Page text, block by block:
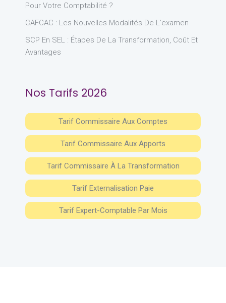
Pour Votre Comptabilité ?
CAFCAC : Les Nouvelles Modalités De L’examen
SCP En SEL : Étapes De La Transformation, Coût Et
Avantages
Nos Tarifs 2026
Tarif Commissaire Aux Comptes
Tarif Commissaire Aux Apports
Tarif Commissaire À La Transformation
Tarif Externalisation Paie
Tarif Expert-Comptable Par Mois